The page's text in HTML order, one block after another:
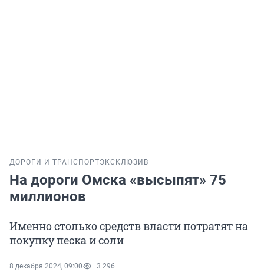
ДОРОГИ И ТРАНСПОРТЭКСКЛЮЗИВ
На дороги Омска «высыпят» 75
миллионов
Именно столько средств власти потратят на
покупку песка и соли
8 декабря 2024, 09:00 3 296